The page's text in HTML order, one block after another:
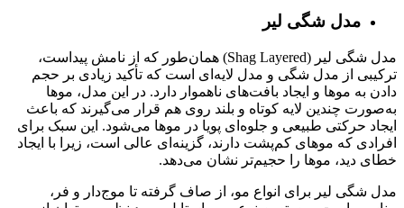
مدل شگی لیر
مدل شگی لیر (Shag Layered) همان‌طور که از نامش پیداست،
ترکیبی از مدل شگی و مدل لایه‌ای است که تأکید زیادی بر حجم
دادن به موها و ایجاد بافت‌های ناهموار دارد. در این مدل، موها
به‌صورت چندین لایه کوتاه و بلند روی هم قرار می‌گیرند که باعث
ایجاد حرکتی طبیعی و جلوه‌ای پویا در موها می‌شود. این سبک برای
افرادی که موهای کم‌پشت دارند، گزینه‌ای عالی است، زیرا با ایجاد
خطای دید، موها را حجیم‌تر نشان می‌دهد.
مدل شگی لیر برای انواع مو، از صاف گرفته تا موج‌دار و فر،